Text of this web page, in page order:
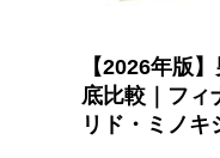
【2026年版
底比較｜フィ
リド・ミノ